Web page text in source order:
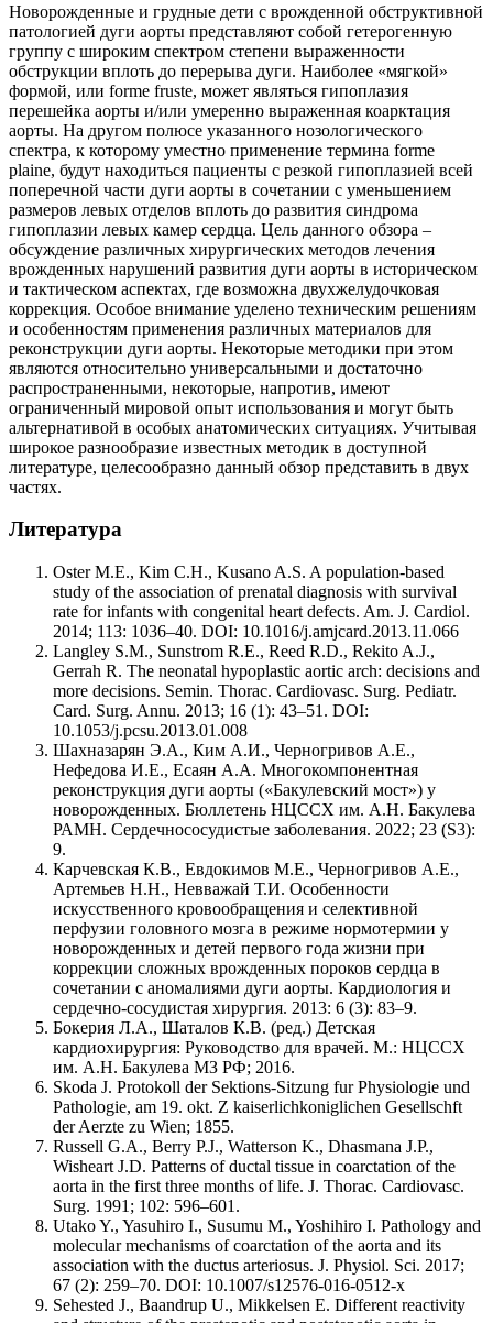
Новорожденные и грудные дети с врожденной обструктивной
патологией дуги аорты представляют собой гетерогенную
группу с широким спектром степени выраженности
обструкции вплоть до перерыва дуги. Наиболее «мягкой»
формой, или forme fruste, может являться гипоплазия
перешейка аорты и/или умеренно выраженная коарктация
аорты. На другом полюсе указанного нозологического
спектра, к которому уместно применение термина forme
plaine, будут находиться пациенты с резкой гипоплазией всей
поперечной части дуги аорты в сочетании с уменьшением
размеров левых отделов вплоть до развития синдрома
гипоплазии левых камер сердца. Цель данного обзора –
обсуждение различных хирургических методов лечения
врожденных нарушений развития дуги аорты в историческом
и тактическом аспектах, где возможна двухжелудочковая
коррекция. Особое внимание уделено техническим решениям
и особенностям применения различных материалов для
реконструкции дуги аорты. Некоторые методики при этом
являются относительно универсальными и достаточно
распространенными, некоторые, напротив, имеют
ограниченный мировой опыт использования и могут быть
альтернативой в особых анатомических ситуациях. Учитывая
широкое разнообразие известных методик в доступной
литературе, целесообразно данный обзор представить в двух
частях.
Литература
Oster M.E., Kim C.H., Kusano A.S. A population-based
study of the association of prenatal diagnosis with survival
rate for infants with congenital heart defects. Am. J. Cardiol.
2014; 113: 1036–40. DOI: 10.1016/j.amjcard.2013.11.066
Langley S.M., Sunstrom R.E., Reed R.D., Rekito A.J.,
Gerrah R. The neonatal hypoplastic aortic arch: decisions and
more decisions. Semin. Thorac. Cardiovasc. Surg. Pediatr.
Card. Surg. Annu. 2013; 16 (1): 43–51. DOI:
10.1053/j.pcsu.2013.01.008
Шахназарян Э.А., Ким А.И., Черногривов А.Е.,
Нефедова И.Е., Есаян А.А. Многокомпонентная
реконструкция дуги аорты («Бакулевский мост») у
новорожденных. Бюллетень НЦССХ им. А.Н. Бакулева
РАМН. Сердечнососудистые заболевания. 2022; 23 (S3):
9.
Карчевская К.В., Евдокимов М.Е., Черногривов А.Е.,
Артемьев Н.Н., Невважай Т.И. Особенности
искусственного кровообращения и селективной
перфузии головного мозга в режиме нормотермии у
новорожденных и детей первого года жизни при
коррекции сложных врожденных пороков сердца в
сочетании с аномалиями дуги аорты. Кардиология и
сердечно-сосудистая хирургия. 2013: 6 (3): 83–9.
Бокерия Л.А., Шаталов К.В. (ред.) Детская
кардиохирургия: Руководство для врачей. М.: НЦССХ
им. А.Н. Бакулева МЗ РФ; 2016.
Skoda J. Protokoll der Sektions-Sitzung fur Physiologie und
Pathologie, am 19. okt. Z kaiserlichkoniglichen Gesellschft
der Aerzte zu Wien; 1855.
Russell G.A., Berry P.J., Watterson K., Dhasmana J.P.,
Wisheart J.D. Patterns of ductal tissue in coarctation of the
aorta in the first three months of life. J. Thorac. Cardiovasc.
Surg. 1991; 102: 596–601.
Utako Y., Yasuhiro I., Susumu M., Yoshihiro I. Pathology and
molecular mechanisms of coarctation of the aorta and its
association with the ductus arteriosus. J. Physiol. Sci. 2017;
67 (2): 259–70. DOI: 10.1007/s12576-016-0512-x
Sehested J., Baandrup U., Mikkelsen E. Different reactivity